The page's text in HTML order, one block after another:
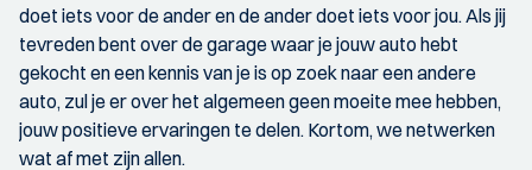
doet iets voor de ander en de ander doet iets voor jou. Als jij
tevreden bent over de garage waar je jouw auto hebt
gekocht en een kennis van je is op zoek naar een andere
auto, zul je er over het algemeen geen moeite mee hebben,
jouw positieve ervaringen te delen. Kortom, we netwerken
wat af met zijn allen.